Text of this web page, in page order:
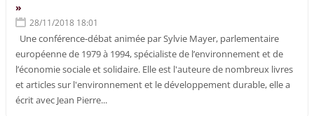
»
28/11/2018 18:01
Une conférence-débat animée par Sylvie Mayer, parlementaire
européenne de 1979 à 1994, spécialiste de l’environnement et de
l’économie sociale et solidaire. Elle est l'auteure de nombreux livres
et articles sur l'environnement et le développement durable, elle a
écrit avec Jean Pierre...